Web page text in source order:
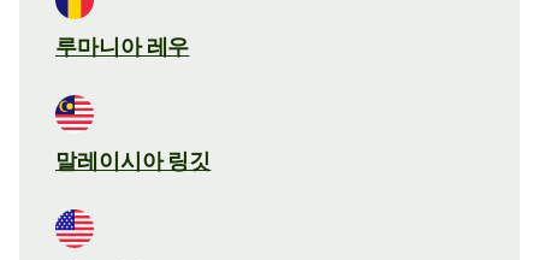
루마니아 레우
말레이시아 링깃